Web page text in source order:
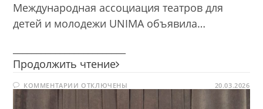
Международная ассоциация театров для
детей и молодежи UNIMA объявила…
Продолжить чтение Приглашение
театр
КОММЕНТАРИИ К
ЗАПИСИ
ПРИГЛАШЕНИЕ
ОТКЛЮЧЕНЫ 20.03.2026